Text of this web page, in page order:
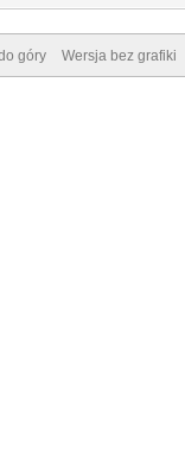
góry Wersja bez grafiki